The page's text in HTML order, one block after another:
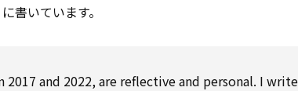
書いています。
and 2022, are reflective and personal. I